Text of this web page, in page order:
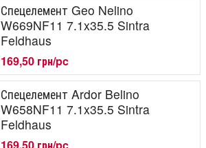
Спецелемент Geo Nelino
W669NF11 7.1x35.5 Sintra
Feldhaus
169,50 грн/pc
Спецелемент Ardor Belino
W658NF11 7.1x35.5 Sintra
Feldhaus